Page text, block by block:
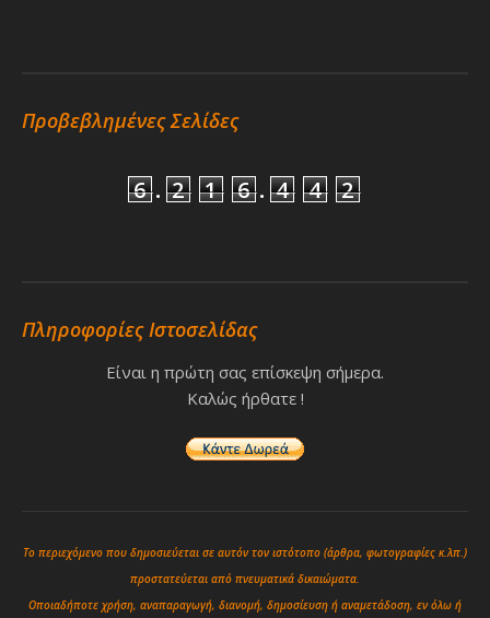
Προβεβλημένες Σελίδες
6 . 2 1 6 . 4 4 2
Πληροφορίες Ιστοσελίδας
Είναι η πρώτη σας επίσκεψη σήμερα.
Καλώς ήρθατε !
Το περιεχόμενο που δημοσιεύεται σε αυτόν τον ιστότοπο (άρθρα, φωτογραφίες κ.λπ.)
προστατεύεται από πνευματικά δικαιώματα.
Οποιαδήποτε χρήση, αναπαραγωγή, διανομή, δημοσίευση ή αναμετάδοση, εν όλω ή